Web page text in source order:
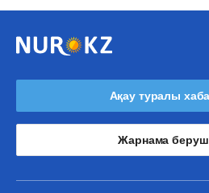
Ақау туралы
Жарнама